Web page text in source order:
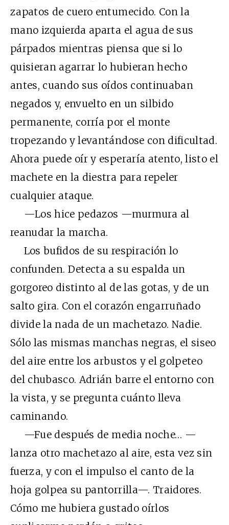
zapatos de cuero entumecido. Con la
mano izquierda aparta el agua de sus
párpados mientras piensa que si lo
quisieran agarrar lo hubieran hecho
antes, cuando sus oídos continuaban
negados y, envuelto en un silbido
permanente, corría por el monte
tropezando y levantándose con dificultad.
Ahora puede oír y esperaría atento, listo el
machete en la diestra para repeler
cualquier ataque.
—Los hice pedazos —murmura al
reanudar la marcha.
Los bufidos de su respiración lo
confunden. Detecta a su espalda un
gorgoreo distinto al de las gotas, y de un
salto gira. Con el corazón engarruñado
divide la nada de un machetazo. Nadie.
Sólo las mismas manchas negras, el siseo
del aire entre los arbustos y el golpeteo
del chubasco. Adrián barre el entorno con
la vista, y se pregunta cuánto lleva
caminando.
—Fue después de media noche… —
lanza otro machetazo al aire, esta vez sin
fuerza, y con el impulso el canto de la
hoja golpea su pantorrilla—. Traidores.
Cómo me hubiera gustado oírlos